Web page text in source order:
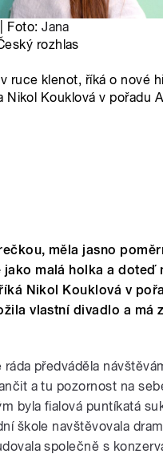
Foto:Jana
rozhlas
ruce klenot, říká o nové
Nikol Kouklová v pořadu
měla jasno
jako malá holka a doteď
Nikol Kouklová v
vlastní divadlo a má
ráda předváděla
a tu pozornost na
byla fialová puntíkatá
škole navštěvovala
společně s